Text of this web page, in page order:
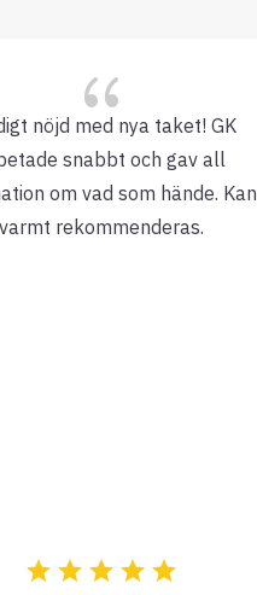
{
nöjd med nya taket! GK
snabbt och gav all
om vad som hände. Kan
varmt rekommenderas.